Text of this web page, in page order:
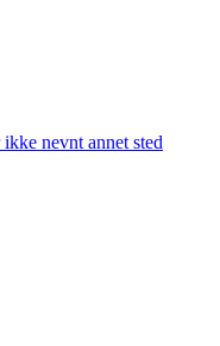
nevnt annet sted